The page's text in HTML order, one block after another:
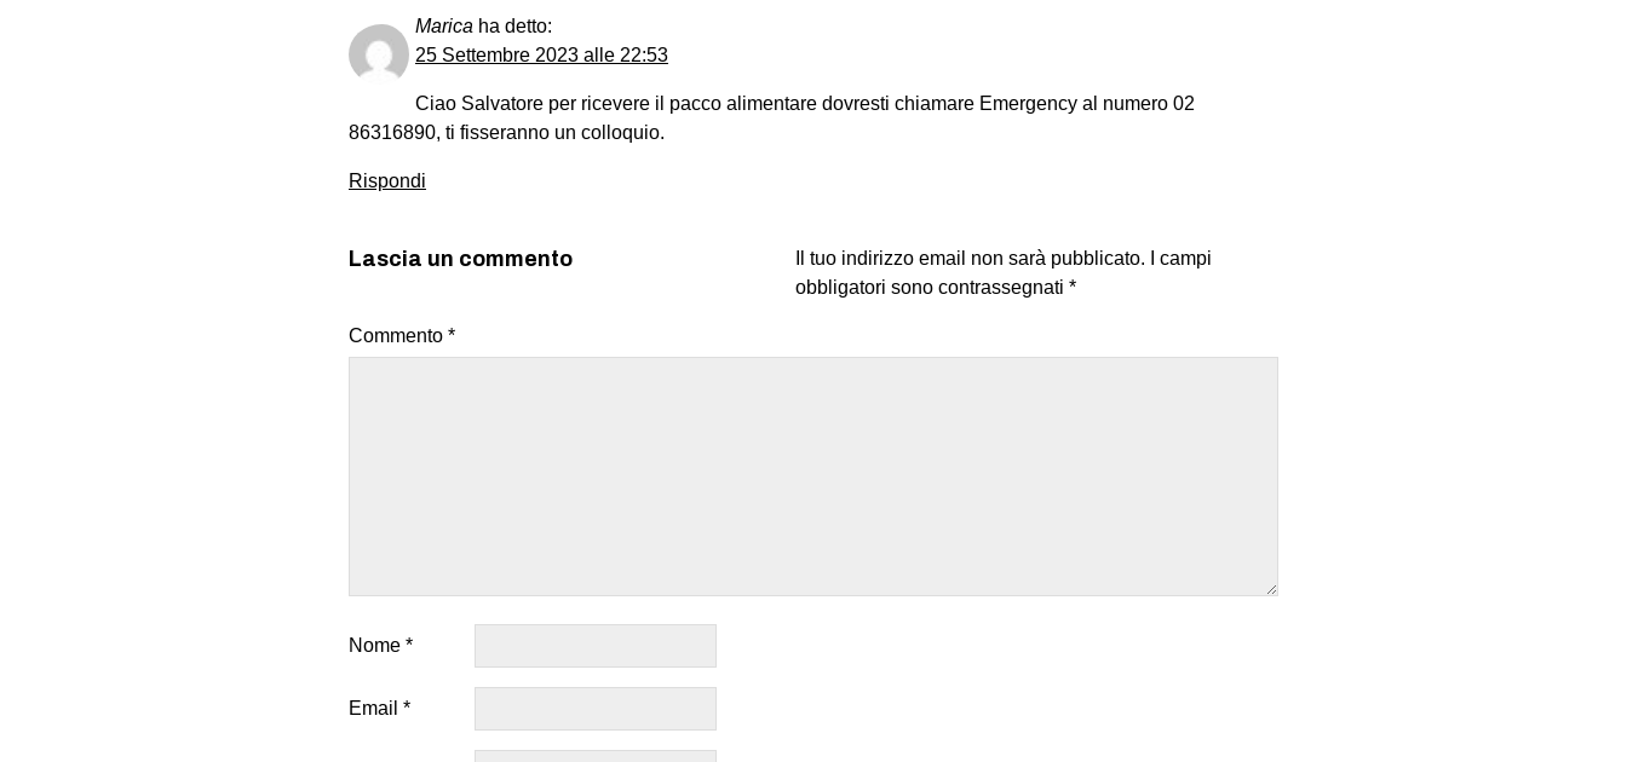
Marica ha detto:
25 Settembre 2023 alle 22:53
Ciao Salvatore per ricevere il pacco alimentare dovresti chiamare Emergency al numero 02
86316890, ti fisseranno un colloquio.
Rispondi
Lascia un commento Il tuo indirizzo email non sarà pubblicato.
I campi
obbligatori sono contrassegnati *
Commento *
Nome *
Email *